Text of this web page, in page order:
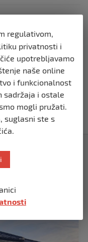
ministarstva
se stambeni i
regulativom,
privatnosti i
upotrebljavamo
naše online
i funkcionalnost
sadržaja i ostale
mogli pružati.
suglasni ste s